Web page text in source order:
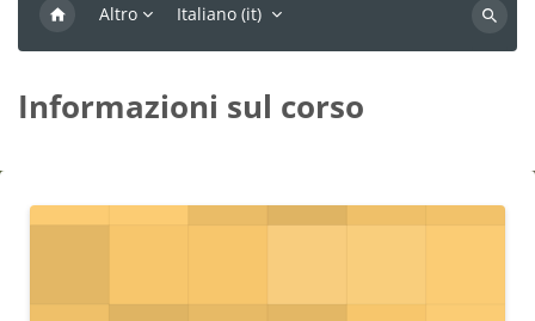
Altro Italiano ‎(it)‎
Ricerca
Informazioni sul corso